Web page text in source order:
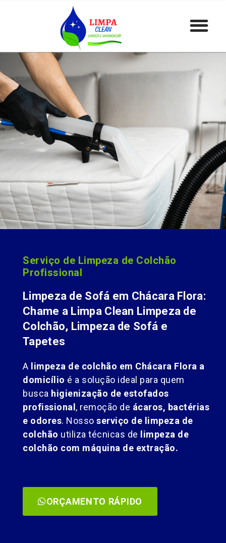
Serviço de Limpeza de Colchão
Profissional
Limpeza de Sofá em Chácara Flora:
Chame a Limpa Clean Limpeza de
Colchão, Limpeza de Sofá e
Tapetes
A limpeza de colchão em Chácara Flora a
domicílio é a solução ideal para quem
busca higienização de estofados
profissional, remoção de ácaros, bactérias
e odores. Nosso serviço de limpeza de
colchão utiliza técnicas de limpeza de
colchão com máquina de extração.
ORÇAMENTO RÁPIDO